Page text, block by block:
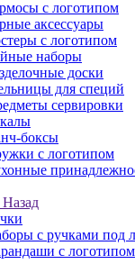
с логотипом
аксессуары
с логотипом
наборы
доски
для специй
сервировки
боксы
с логотипом
Назад
с ручками под
с логотипом